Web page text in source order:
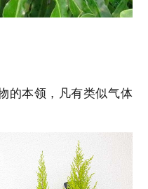
的本领，凡有类似气体